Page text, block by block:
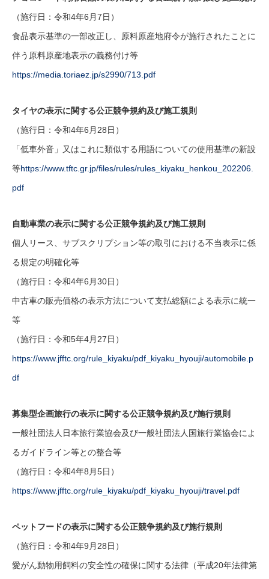
（施行日：令和4年6月7日）
食品表示基準の一部改正し、原料原産地府令が施行されたことに
伴う原料原産地表示の義務付け等
https://media.toriaez.jp/s2990/713.pdf
タイヤの表示に関する公正競争規約及び施工規則
（施行日：令和4年6月28日）
「低車外音」又はこれに類似する用語についての使用基準の新設
等https://www.tftc.gr.jp/files/rules/rules_kiyaku_henkou_202206.
pdf
自動車業の表示に関する公正競争規約及び施工規則
個人リース、サブスクリプション等の取引における不当表示に係
る規定の明確化等
（施行日：令和4年6月30日）
中古車の販売価格の表示方法について支払総額による表示に統一
等
（施行日：令和5年4月27日）
https://www.jfftc.org/rule_kiyaku/pdf_kiyaku_hyouji/automobile.p
df
募集型企画旅行の表示に関する公正競争規約及び施行規則
一般社団法人日本旅行業協会及び一般社団法人国旅行業協会によ
るガイドライン等との整合等
（施行日：令和4年8月5日）
https://www.jfftc.org/rule_kiyaku/pdf_kiyaku_hyouji/travel.pdf
ペットフードの表示に関する公正競争規約及び施行規則
（施行日：令和4年9月28日）
愛がん動物用飼料の安全性の確保に関する法律（平成20年法律第